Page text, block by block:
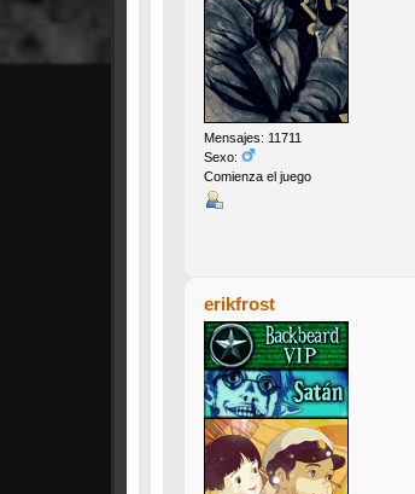
Mensajes: 11711
Sexo:
Comienza el juego
erikfrost